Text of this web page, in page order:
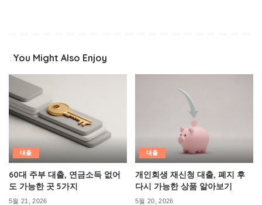
You Might Also Enjoy
대출
60대 주부 대출, 연금소득 없어
도 가능한 곳 5가지
5월 21, 2026
대출
개인회생 재신청 대출, 폐지 후
다시 가능한 상품 알아보기
5월 20, 2026